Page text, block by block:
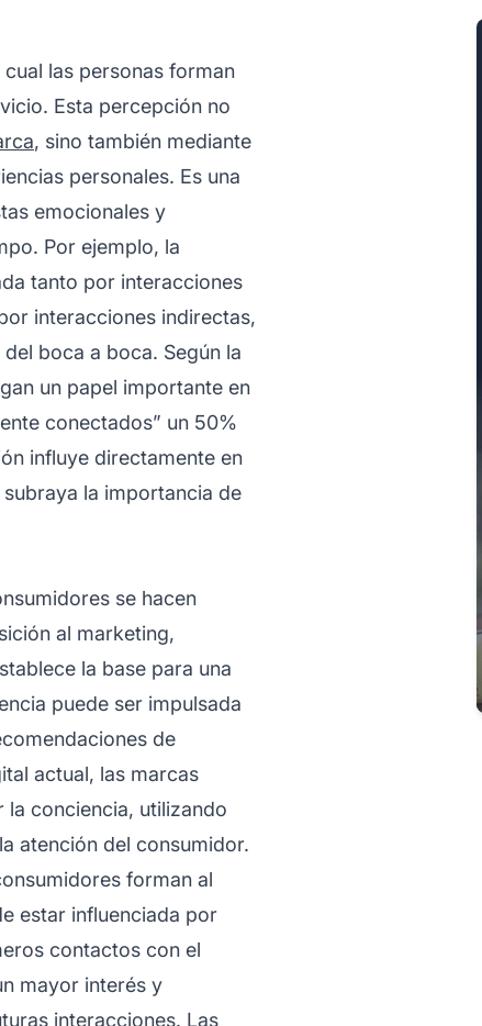
las personas forman
Esta percepción no
, sino también mediante
personales. Es una
emocionales y
Por ejemplo, la
tanto por interacciones
interacciones indirectas,
boca a boca. Según la
un papel importante en
conectados” un 50%
influye directamente en
subraya la importancia de
se hacen
al marketing,
la base para una
puede ser impulsada
de
actual, las marcas
la conciencia, utilizando
atención del consumidor.
forman al
estar influenciada por
contactos con el
mayor interés y
interacciones. Las